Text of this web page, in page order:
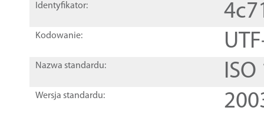
Identyfikator:
Kodowanie:
Nazwa standardu:
Wersja standardu: